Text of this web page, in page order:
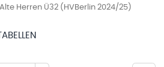
Herren Ü32 (HVBerlin 2024/25)
TABELLEN